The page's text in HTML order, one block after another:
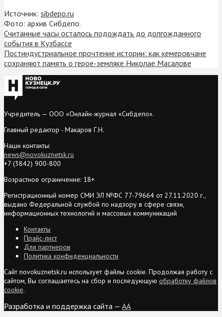
Источник: sibdepo.ru
Фото: архив Сибдепо.
Считанные часы осталось подождать до долгожданного
события в Кузбассе
Постиндустриальное прочтение истории: как кемеровчане
сохраняют память о герое-земляке Николае Масалове
Учредитель — ООО «Онлайн-журнал «Сибдепо».
Главный редактор - Макаров Г.Н.
Наши контакты:
news@novokuznetsk.ru
+7 (3842) 900-800
Возрастное ограничение: 18+
Регистрационный номер СМИ ЭЛ №ФС 77-79664 от 27.11.2020 г.,
выдано Федеральной службой по надзору в сфере связи,
информационных технологий и массовых коммуникаций
Контакты
Прайс-лист
Для партнеров
Политика конфиденциальности
Сайт novokuznetsk.ru использует файлы cookie. Продолжая работу с
сайтом, Вы соглашаетесь на сбор и последующую обработку файлов
cookie.
Разработка и поддержка сайта — AA